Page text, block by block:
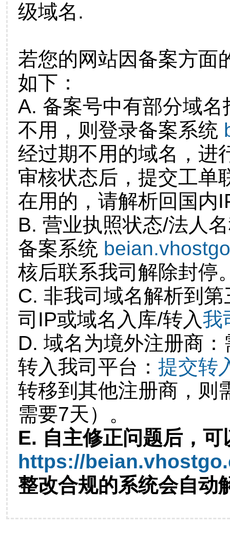
级域名.
若您的网站因备案方面
如下：
A. 备案号中有部分域
不用，则登录备案系统
经过期不用的域名，进
审核状态后，提交工单
在用的，请解析回国内
B. 营业执照状态/法人
备案系统
核后联系我司解除封停
C. 非我司域名解析到
司IP或域名入库/转入我
D. 域名为境外注册商
转入我司平台： 提交转
转移到其他注册商，则
需要7天）。
E. 自主修正问题后，可
https://
整改合规的系统会自动